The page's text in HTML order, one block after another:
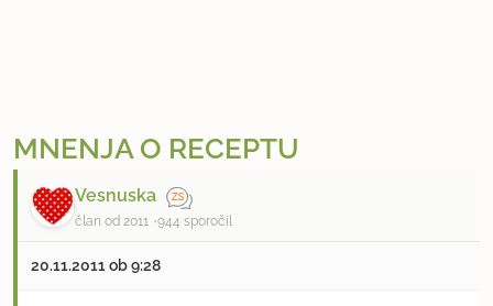
MNENJA O RECEPTU
Vesnuska
član od 2011 944 sporočil
20.11.2011 ob 9:28